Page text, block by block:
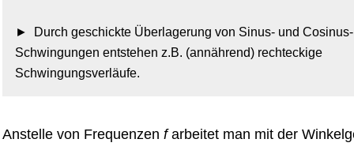
Durch geschickte Überlagerung von Sinus- und Cosinus-
Schwingungen entstehen z.B. (annährend) rechteckige
Schwingungsverläufe.
Anstelle von Frequenzenfarbeitet man mit der